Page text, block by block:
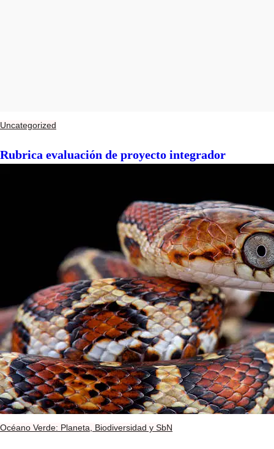
Uncategorized
Rubrica evaluación de proyecto integrador
Océano Verde: Planeta, Biodiversidad y SbN